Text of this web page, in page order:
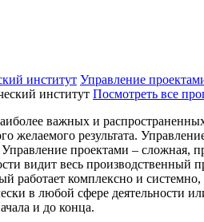
институт Управление
Посмотреть все
важных и
желаемого результата.
проектами – сложная,
видит весь производственный
работает комплексно и
в любой сфере деятельности
и до конца.